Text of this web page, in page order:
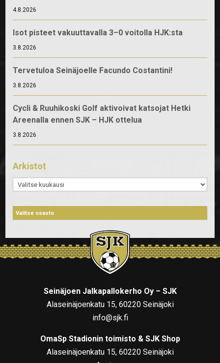
4.8.2026
Isot pisteet vakuuttavalla 3–0 voitolla HJK:sta
3.8.2026
Tervetuloa Seinäjoelle Facundo Costantini!
3.8.2026
Cycli & Ruuhikoski Golf aktivoivat katsojat Hetki
Areenalla ennen SJK – HJK ottelua
3.8.2026
Arkistot
Arkistot
Seinäjoen Jalkapallokerho Oy – SJK
Alaseinäjoenkatu 15, 60220 Seinäjoki
info@sjk.fi
OmaSp Stadionin toimisto & SJK Shop
Alaseinäjoenkatu 15, 60220 Seinäjoki